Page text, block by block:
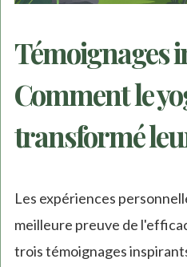
Témoignages
Comment le
transformé
Les expériences
meilleure preuve de
trois témoignages